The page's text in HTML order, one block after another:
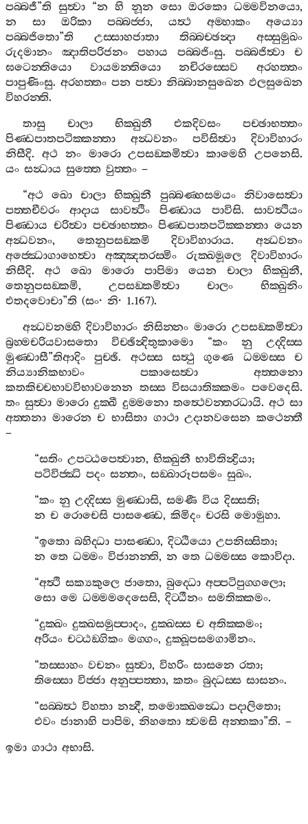
පබ‍්බජී”ති සුත්‍වා “න හි නූන සො ඔරකො ධම‍්මවිනයො,
න
සා ඔරිකා පබ‍්බජ‍්ජා, යත්‍ථ අම‍්හාකං
අය්‍යො
පබ‍්බජිතො”ති උස‍්සාහජාතා තිබ‍්බච‍්ඡන්‍දා
අස‍්සුමුඛං
රුදමානං
ඤාතිපරිජනං පහාය පබ‍්බජිංසු. පබ‍්බජිත්‍වා
ච
ඝටෙන‍්තියො
වායමන‍්තියො නචිරස‍්සෙව
අරහත‍්තං
පාපුණිංසු. අරහත‍්තං පන පත්‍වා නිබ‍්බානසුඛෙන ඵලසුඛෙන
විහරන‍්ති.
තාසු
චාලා භික‍්ඛුනී එකදිවසං
පච‍්ඡාභත‍්තං
පිණ‍්ඩපාතපටික‍්කන‍්තා
අන්‍ධවනං පවිසිත්‍වා
දිවාවිහාරං
නිසීදි. අථ නං මාරො උපසඞ‍්කමිත්‍වා කාමෙහි උපනෙසි.
යං සන්‍ධාය සුත‍්තෙ වුත‍්තං –
“අථ ඛො චාලා භික‍්ඛුනී පුබ‍්බණ‍්හසමයං
නිවාසෙත්‍වා
පත‍්තචීවරං
ආදාය සාවත්‍ථිං පිණ‍්ඩාය පාවිසි.සාවත්‍ථියං
පිණ‍්ඩාය චරිත්‍වා පච‍්ඡාභත‍්තං පිණ‍්ඩපාතපටික‍්කන‍්තා යෙන
අන්‍ධවනං, තෙනුපසඞ‍්කමි දිවාවිහාරාය.අන්‍ධවනං
අජ‍්ඣොගාහෙත්‍වා
අඤ‍්ඤතරස‍්මිං රුක‍්ඛමූලෙ
දිවාවිහාරං
නිසීදි. අථ ඛො මාරො පාපිමා යෙන චාලා භික‍්ඛුනී,
තෙනුපසඞ‍්කමි, උපසඞ‍්කමිත්‍වා චාලං
භික‍්ඛුනිං
එතදවොචා”ති (සං· නි· 1.167).
අන්‍ධවනම‍්හි දිවාවිහාරං නිසින‍්නං මාරො උපසඞ‍්කමිත්‍වා
බ්‍රහ‍්මචරියවාසතො
විච‍්ඡින්‍දිතුකාමො “කං නු
උද‍්දිස‍්ස
මුණ‍්ඩාසී”තිආදිං පුච‍්ඡි. අථස‍්ස සත්‍ථු ගුණෙ ධම‍්මස‍්ස
ච
නිය්‍යානිකභාවං
පකාසෙත්‍වා
අත‍්තනො
කතකිච‍්චභාවවිභාවනෙන තස‍්ස විසයාතික‍්කමං පවෙදෙසි.
තං සුත්‍වා මාරො දුක‍්ඛී දුම‍්මනො තත්‍ථෙවන‍්තරධායි. අථ සා
අත‍්තනා මාරෙන ච භාසිතා ගාථා උදානවසෙන කථෙන‍්තී
–
“සතිං උපට‍්ඨපෙත්‍වාන,භික‍්ඛුනී භාවිතින්‍ද්‍රියා;
පටිවිජ‍්ඣි පදං සන‍්තං,සඞ‍්ඛාරූපසමං සුඛං.
“කං නු උද‍්දිස‍්ස මුණ‍්ඩාසි,සමණී විය දිස‍්සති;
න ච රොචෙසි පාසණ‍්ඩෙ,කිමිදං චරසි මොමුහා.
“ඉතො බහිද‍්ධා පාසණ‍්ඩා,දිට‍්ඨියො උපනිස‍්සිතා;
න තෙ ධම‍්මං විජානන‍්ති,න තෙ ධම‍්මස‍්ස කොවිදා.
“අත්‍ථි සක්‍යකුලෙ ජාතො,බුද‍්ධො අප‍්පටිපුග‍්ගලො;
සො මෙ ධම‍්මමදෙසෙසි,දිට‍්ඨීනං සමතික‍්කමං.
“දුක‍්ඛං දුක‍්ඛසමුප‍්පාදං,දුක‍්ඛස‍්ස ච අතික‍්කමං;
අරියං චට‍්ඨඞ‍්ගිකං මග‍්ගං,දුක‍්ඛූපසමගාමිනං.
“තස‍්සාහං වචනං සුත්‍වා,විහරිං සාසනෙ රතා;
තිස‍්සො විජ‍්ජා අනුප‍්පත‍්තා,කතං බුද‍්ධස‍්ස සාසනං.
“සබ‍්බත්‍ථ විහතා නන්‍දී,තමොක‍්ඛන්‍ධො පදාලිතො;
එවං ජානාහි පාපිම,නිහතො ත්‍වමසි අන‍්තකා”ති. –
ඉමා ගාථා අභාසි.